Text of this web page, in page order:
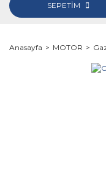
SEPETİM
Anasayfa MOTOR